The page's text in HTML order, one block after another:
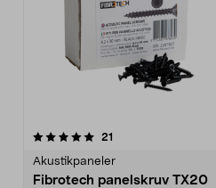
21
Akustikpaneler
Fibrotech panelskruv TX20
4.5av 5 stjärnor